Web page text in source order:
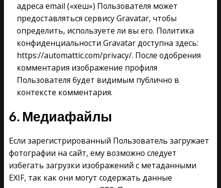
адреса email («хеш») Пользователя может
предоставляться сервису Gravatar, чтобы
определить, используете ли вы его. Политика
конфиденциальности Gravatar доступна здесь:
https://automattic.com/privacy/. После одобрения
комментария изображение профиля
Пользователя будет видимым публично в
контексте комментария.
6. Медиафайлы
Если зарегистрированный Пользователь загружает
фотографии на сайт, ему возможно следует
избегать загрузки изображений с метаданными
EXIF, так как они могут содержать данные